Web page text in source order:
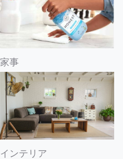
家事
インテリア